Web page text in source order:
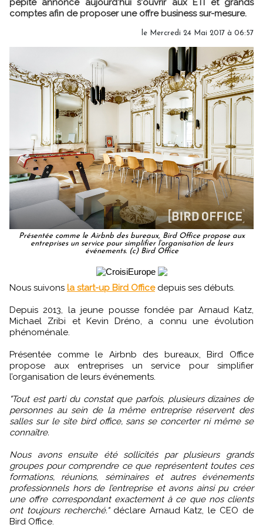
comptes afin de proposer une offre business sur-mesure.
le Mercredi 24 Mai 2017 à 06:57
Présentée comme le Airbnb des bureaux, Bird Office propose aux
entreprises un service pour simplifier l’organisation de leurs
événements. (c) Bird Office
Nous suivons la start-up Bird Officedepuis ses débuts.
Depuis 2013, la jeune pousse fondée par Arnaud Katz,
Michael Zribi et Kevin Dréno, a connu une évolution
phénoménale.
Présentée comme le Airbnb des bureaux, Bird Office
propose aux entreprises un service pour simplifier
l’organisation de leurs événements.
"Tout est parti du constat que parfois, plusieurs dizaines de
personnes au sein de la même entreprise réservent des
salles sur le site bird office, sans se concerter ni même se
connaître.
Nous avons ensuite été sollicités par plusieurs grands
groupes pour comprendre ce que représentent toutes ces
formations, réunions, séminaires et autres événements
professionnels hors de l’entreprise et avons ainsi pu créer
une offre correspondant exactement à ce que nos clients
ont toujours recherché." déclare Arnaud Katz, le CEO de
Bird Office.